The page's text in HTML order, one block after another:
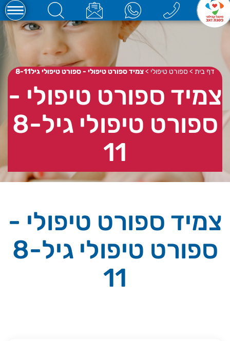
דף בית >ספורט טיפולי >צמיד ספורט טיפולי - ספורט טיפולי גיל8-11
צמיד ספורט טיפולי -
ספורט טיפולי גיל8-
11
צמיד ספורט טיפולי -
ספורט טיפולי גיל8-
11